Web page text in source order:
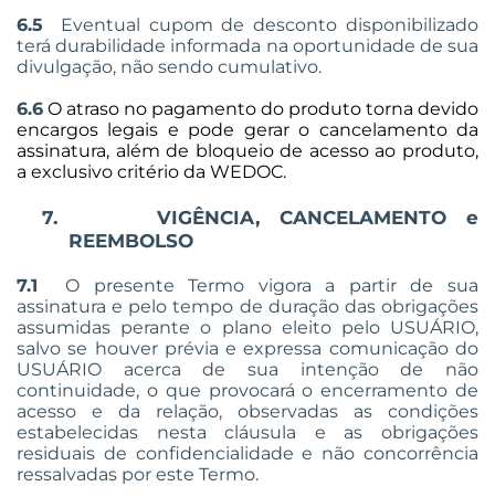
6.5 Eventual cupom de desconto disponibilizado
terá durabilidade informada na oportunidade de sua
divulgação, não sendo cumulativo.
6.6 O atraso no pagamento do produto torna devido
encargos legais e pode gerar o cancelamento da
assinatura, além de bloqueio de acesso ao produto,
a exclusivo critério da WEDOC.
7.
VIGÊNCIA, CANCELAMENTO e
REEMBOLSO
7.1 O presente Termo vigora a partir de sua
assinatura e pelo tempo de duração das obrigações
assumidas perante o plano eleito pelo USUÁRIO,
salvo se houver prévia e expressa comunicação do
USUÁRIO acerca de sua intenção de não
continuidade, o que provocará o encerramento de
acesso e da relação, observadas as condições
estabelecidas nesta cláusula e as obrigações
residuais de confidencialidade e não concorrência
ressalvadas por este Termo.